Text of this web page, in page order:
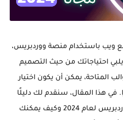
ويب باستخدام منصة ووردبريس،
احتياجاتك من حيث التصميم
المتاحة، يمكن أن يكون اختيار
في هذا المقال، سنقدم لك دليلًا
شاملًا حول أفضل قالب ووردبريس لعام 2024 وكيف يمكنك